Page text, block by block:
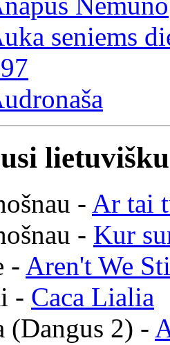
seniems
- Ar tai
- Kur
- Aren't We
- Caca Lialia
(Dangus 2) -